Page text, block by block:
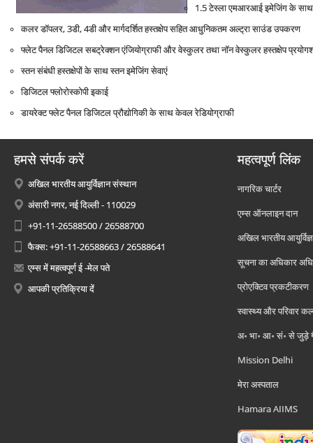
1.5 टेस्‍ला एमआरआई इमेजिंग के साथ
कलर डॉपलर, 3डी, 4डी और मार्गदर्शित हस्‍तक्षेप सहित आधुनिकतम अल्‍ट्रा साउंड उपकरण
फ्लेट पैनल डिजिटल सबट्रेक्‍शन एंजियोग्राफी और वेस्‍कुलर तथा नॉन वेस्‍कुलर हस्‍तक्षेप
स्‍तन संबंधी हस्‍तक्षेपों के साथ स्‍तन इमेजिंग सेवाएं
डिजिटल फ्लोरोस्‍कोपी इकाई
डायरेक्‍ट फ्लेट पैनल डिजिटल प्रौद्योगिकी के साथ केवल रेडियोग्राफी
हमसे संपर्क करें
अखिल भारतीय आयुर्विज्ञान संस्थान
अंसारी नगर, नई दिल्ली - 110029
+91-11-26588500 / 26588700
फैक्स: +91-11-26588663 / 26588641
एम्स में महत्वपूर्ण ई -मेल पते
आपकी प्रतिक्रिया दें
महत्वपूर्ण लिंक
नागरिक चार्टर
एम्स ऑनलाइन दान
अखिल भारतीय
सूचना का अधिकार
प्रोएक्टिव प्रकटीकरण
स्वास्थ्य और परिवार
अ॰ भा॰ आ॰ सं॰ से जुड़े
Mission Delhi
मेरा अस्पताल
Hamara AIIMS